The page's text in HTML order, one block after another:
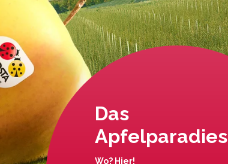
Das
Apfelparadies
Wo? Hier!